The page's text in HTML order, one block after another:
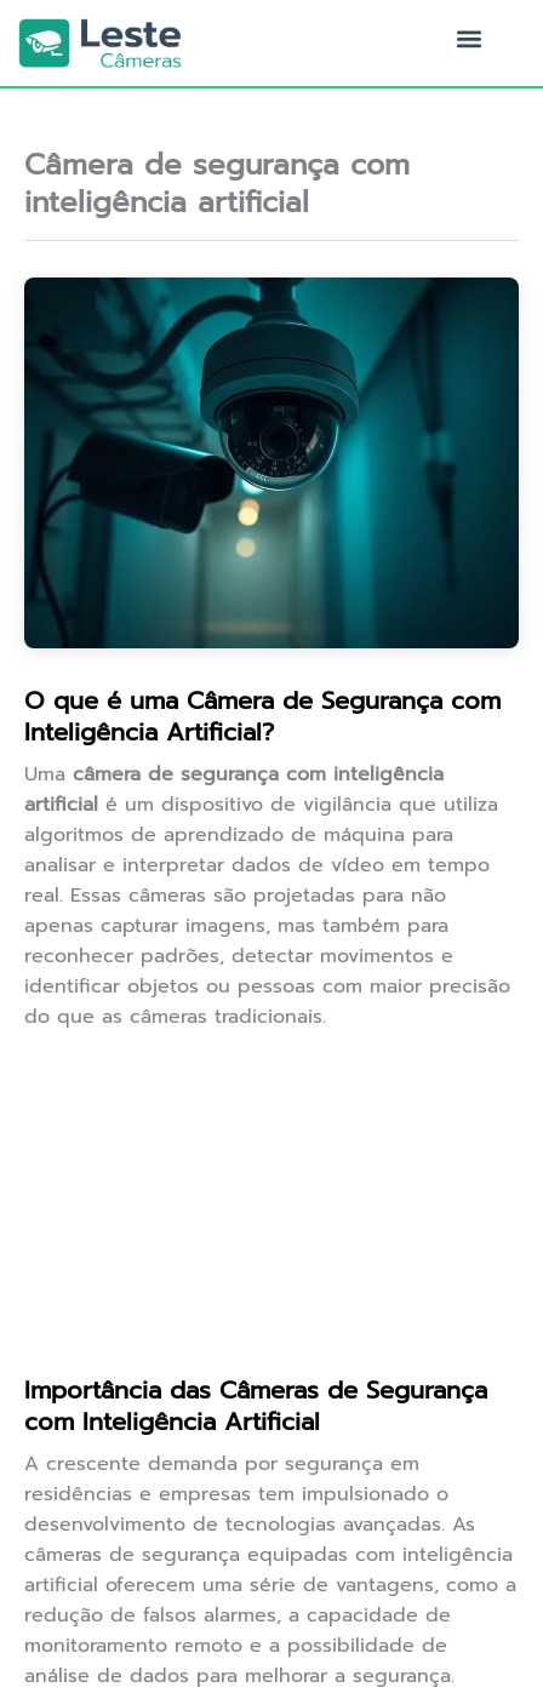
para
conteúdo
Câmera de segurança com
inteligência artificial
O que é uma Câmera de Segurança com
Inteligência Artificial?
Uma câmera de segurança com inteligência
artificial é um dispositivo de vigilância que utiliza
algoritmos de aprendizado de máquina para
analisar e interpretar dados de vídeo em tempo
real. Essas câmeras são projetadas para não
apenas capturar imagens, mas também para
reconhecer padrões, detectar movimentos e
identificar objetos ou pessoas com maior precisão
do que as câmeras tradicionais.
Importância das Câmeras de Segurança
com Inteligência Artificial
A crescente demanda por segurança em
residências e empresas tem impulsionado o
desenvolvimento de tecnologias avançadas. As
câmeras de segurança equipadas com inteligência
artificial oferecem uma série de vantagens, como a
redução de falsos alarmes, a capacidade de
monitoramento remoto e a possibilidade de
análise de dados para melhorar a segurança.